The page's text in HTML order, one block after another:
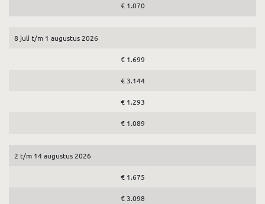
€ 1.070
8 juli t/m 1 augustus 2026
€ 1.699
€ 3.144
€ 1.293
€ 1.089
2 t/m 14 augustus 2026
€ 1.675
€ 3.098